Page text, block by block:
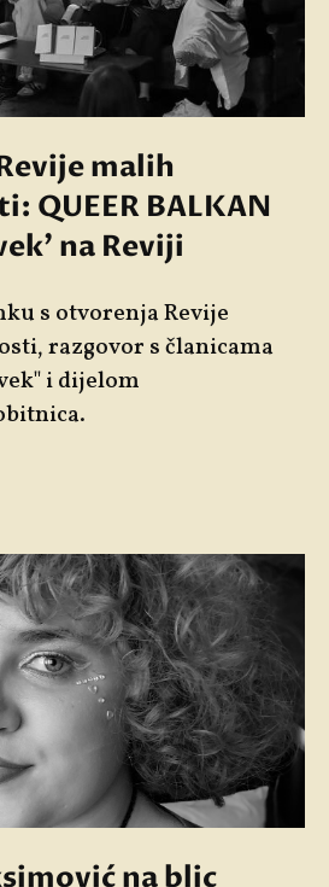
malih
QUEER BALKAN
na Reviji
s otvorenja Revije
razgovor s članicama
i dijelom
na blic